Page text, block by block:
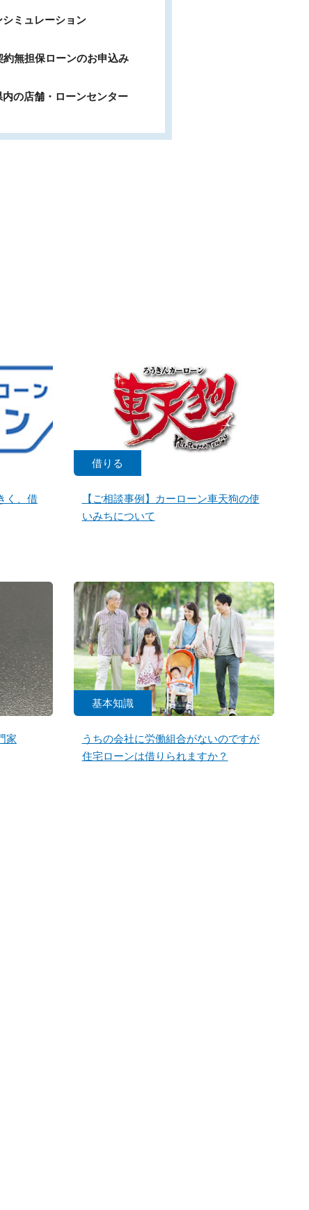
シミュレーション
約無担保ローンのお申込み
内の店舗・ローンセンター
く、借
借りる
【ご相談事例】カーローン車天狗の使
いみちについて
家
基本知識
うちの会社に労働組合がないのですが
住宅ローンは借りられますか？